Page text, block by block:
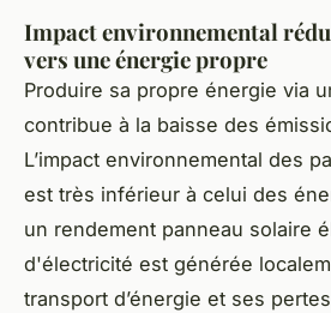
Impact environnemental
vers une énergie propre
Produire sa propre énergie via
contribue à la baisse des
L’impact environnemental des
est très inférieur à celui des
un rendement panneau solaire
d'électricité est générée
transport d’énergie et ses